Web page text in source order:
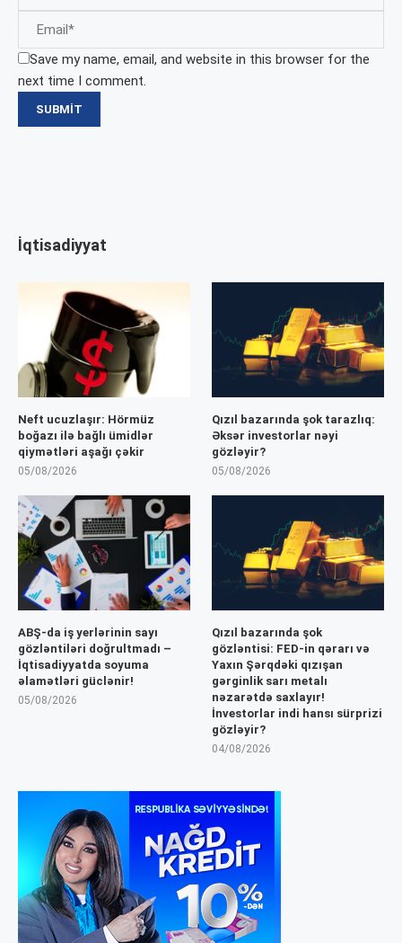
Save my name, email, and website in this browser for the
next time I comment.
İqtisadiyyat
Neft ucuzlaşır: Hörmüz
boğazı ilə bağlı ümidlər
qiymətləri aşağı çəkir
05/08/2026
Qızıl bazarında şok tarazlıq:
Əksər investorlar nəyi
gözləyir?
05/08/2026
ABŞ-da iş yerlərinin sayı
gözləntiləri doğrultmadı –
İqtisadiyyatda soyuma
əlamətləri güclənir!
05/08/2026
Qızıl bazarında şok
gözləntisi: FED-in qərarı və
Yaxın Şərqdəki qızışan
gərginlik sarı metalı
nəzarətdə saxlayır!
İnvestorlar indi hansı sürprizi
gözləyir?
04/08/2026